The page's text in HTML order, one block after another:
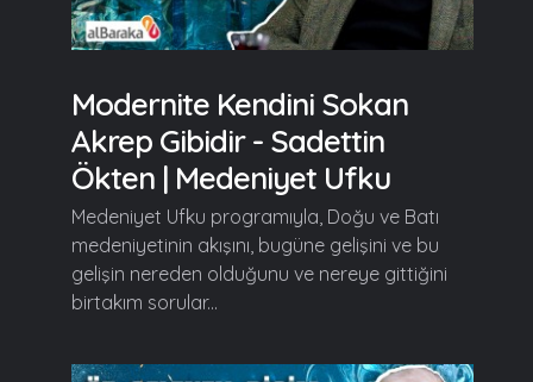
Modernite Kendini Sokan
Akrep Gibidir - Sadettin
Ökten | Medeniyet Ufku
Medeniyet Ufku programıyla, Doğu ve Batı
medeniyetinin akışını, bugüne gelişini ve bu
gelişin nereden olduğunu ve nereye gittiğini
birtakım sorular...